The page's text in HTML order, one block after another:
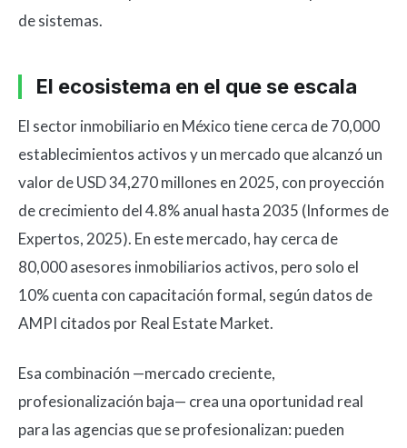
de sistemas.
El ecosistema en el que se escala
El sector inmobiliario en México tiene cerca de 70,000
establecimientos activos y un mercado que alcanzó un
valor de USD 34,270 millones en 2025, con proyección
de crecimiento del 4.8% anual hasta 2035 (Informes de
Expertos, 2025). En este mercado, hay cerca de
80,000 asesores inmobiliarios activos, pero solo el
10% cuenta con capacitación formal, según datos de
AMPI citados por Real Estate Market.
Esa combinación —mercado creciente,
profesionalización baja— crea una oportunidad real
para las agencias que se profesionalizan: pueden